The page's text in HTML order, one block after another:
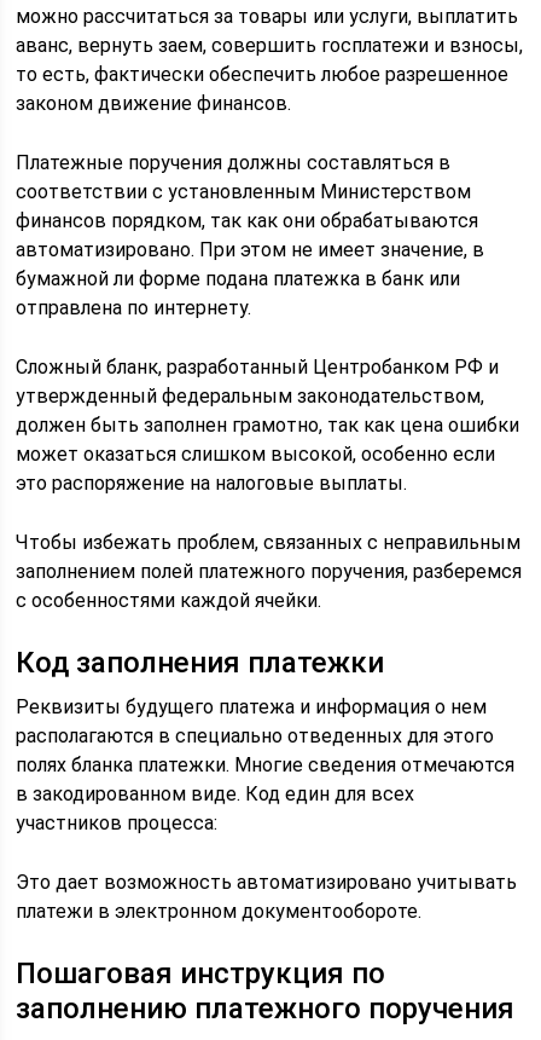
можно рассчитаться за товары или услуги, выплатить
аванс, вернуть заем, совершить госплатежи и взносы,
то есть, фактически обеспечить любое разрешенное
законом движение финансов.
Платежные поручения должны составляться в
соответствии с установленным Министерством
финансов порядком, так как они обрабатываются
автоматизировано. При этом не имеет значение, в
бумажной ли форме подана платежка в банк или
отправлена по интернету.
Сложный бланк, разработанный Центробанком РФ и
утвержденный федеральным законодательством,
должен быть заполнен грамотно, так как цена ошибки
может оказаться слишком высокой, особенно если
это распоряжение на налоговые выплаты.
Чтобы избежать проблем, связанных с неправильным
заполнением полей платежного поручения, разберемся
с особенностями каждой ячейки.
Код заполнения платежки
Реквизиты будущего платежа и информация о нем
располагаются в специально отведенных для этого
полях бланка платежки. Многие сведения отмечаются
в закодированном виде. Код един для всех
участников процесса:
Это дает возможность автоматизировано учитывать
платежи в электронном документообороте.
Пошаговая инструкция по
заполнению платежного поручения